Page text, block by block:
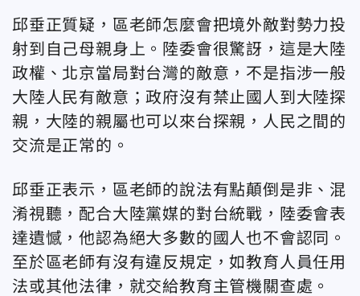
邱垂正質疑，區老師怎麼會把境外敵對勢力投
射到自己母親身上。陸委會很驚訝，這是大陸
政權、北京當局對台灣的敵意，不是指涉一般
大陸人民有敵意；政府沒有禁止國人到大陸探
親，大陸的親屬也可以來台探親，人民之間的
交流是正常的。
邱垂正表示，區老師的說法有點顛倒是非、混
淆視聽，配合大陸黨媒的對台統戰，陸委會表
達遺憾，他認為絕大多數的國人也不會認同。
至於區老師有沒有違反規定，如教育人員任用
法或其他法律，就交給教育主管機關查處。